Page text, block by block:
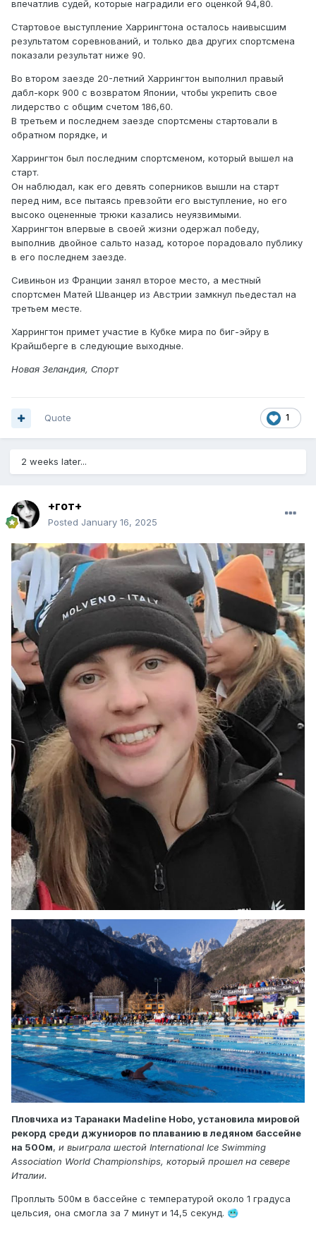
впечатлив судей, которые наградили его оценкой 94,80.
Стартовое выступление Харрингтона осталось наивысшим
результатом соревнований, и только два других спортсмена
показали результат ниже 90.
Во втором заезде 20-летний Харрингтон выполнил правый
дабл-корк 900 с возвратом Японии, чтобы укрепить свое
лидерство с общим счетом 186,60.
В третьем и последнем заезде спортсмены стартовали в
обратном порядке, и
Харрингтон был последним спортсменом, который вышел на
старт.
Он наблюдал, как его девять соперников вышли на старт
перед ним, все пытаясь превзойти его выступление, но его
высоко оцененные трюки казались неуязвимыми.
Харрингтон впервые в своей жизни одержал победу,
выполнив двойное сальто назад, которое порадовало публику
в его последнем заезде.
Сивиньон из Франции занял второе место, а местный
спортсмен Матей Шванцер из Австрии замкнул пьедестал на
третьем месте.
Харрингтон примет участие в Кубке мира по биг-эйру в
Крайшберге в следующие выходные.
Новая Зеландия, Спорт
1
Quote
2 weeks later...
+гот+
Posted January 16, 2025
Пловчиха из Таранаки Madeline Hobo, установила мировой
рекорд среди джуниоров по плаванию в ледяном бассейне
на 500м, и выиграла шестой International Ice Swimming
Association World Championships, который прошел на севере
Италии.
Проплыть 500м в бассейне с температурой около 1 градуса
цельсия, она смогла за 7 минут и 14,5 секунд. 🥶